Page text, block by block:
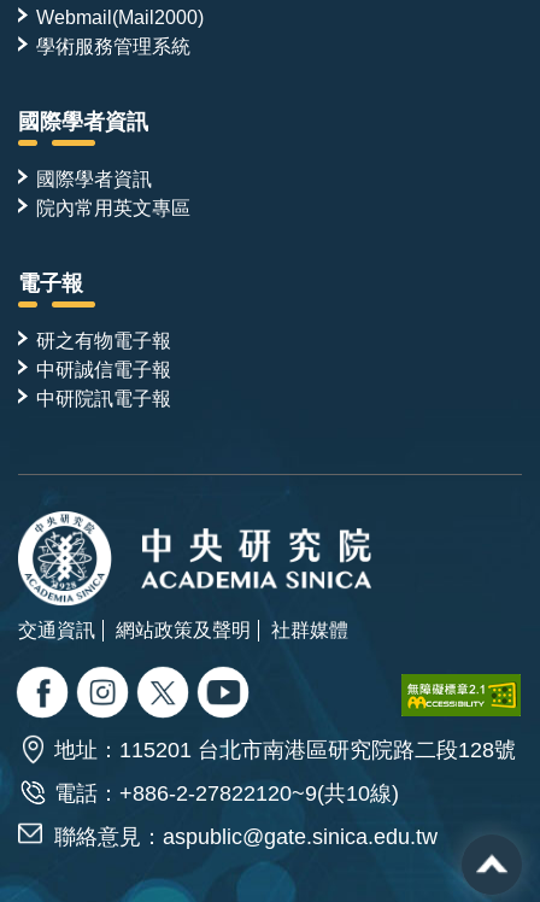
Webmail(Mail2000)
學術服務管理系統
國際學者資訊
國際學者資訊
院內常用英文專區
電子報
研之有物電子報
中研誠信電子報
中研院訊電子報
交通資訊 網站政策及聲明 社群媒體
地址：115201 台北市南港區研究院路二段128號
電話：+886-2-27822120~9(共10線)
聯絡意見： aspublic@gate.sinica.edu.tw